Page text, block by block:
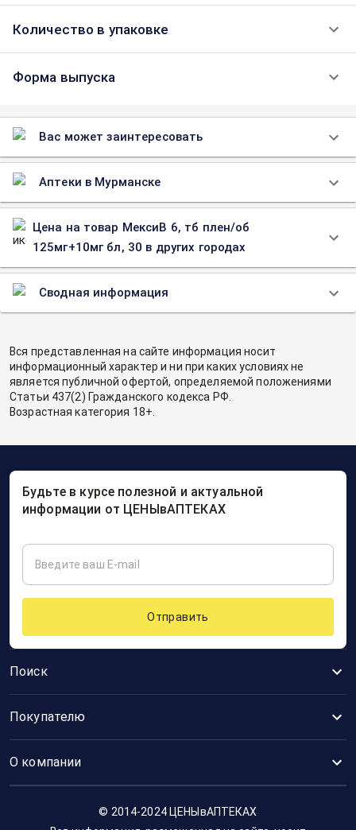
Количество в упаковке
Форма выпуска
Вас может заинтересовать
Аптеки в Мурманске
Цена на товар МексиВ 6, тб плен/об
125мг+10мг бл, 30 в других городах
Сводная информация
Вся представленная на сайте информация носит
информационный характер и ни при каких условиях не
является публичной офертой, определяемой положениями
Статьи 437(2) Гражданского кодекса РФ.
Возрастная категория 18+.
Поиск
Покупателю
О компании
Будьте в курсе полезной и актуальной
информации от ЦЕНЫвАПТЕКАХ
Отправить
© 2014-2024 ЦЕНЫвАПТЕКАХ